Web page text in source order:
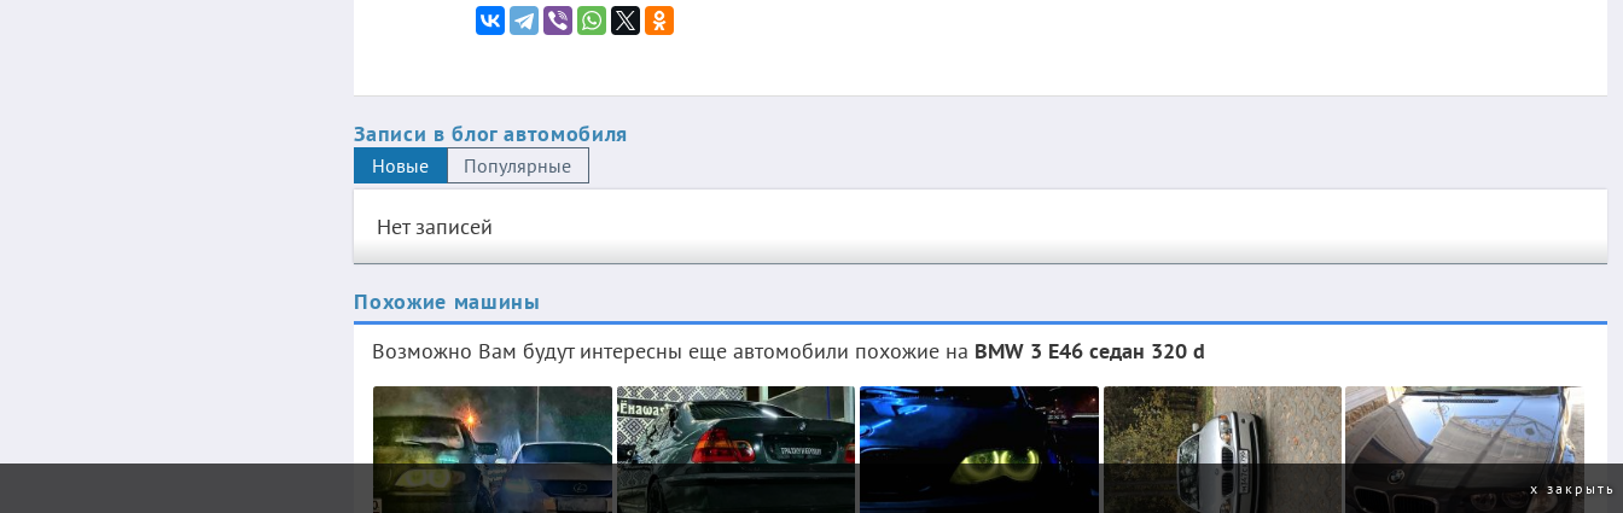
Записи в блог автомобиля
Новые Популярные
Нет записей
Похожие машины
Возможно Вам будут интересны еще автомобили похожие на BMW 3 E46 седан 320 d
закрыть